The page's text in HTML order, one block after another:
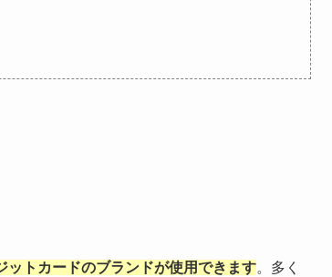
トカードのブランドが使用できます。多く